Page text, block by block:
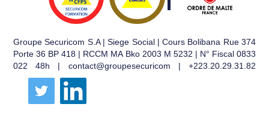
Groupe Securicom S.A | Siege Social | Cours Bolibana Rue 374
Porte 36 BP 418 | RCCM MA Bko 2003 M 5232 | N° Fiscal 0833
022 48h | contact@groupesecuricom | +223.20.29.31.82